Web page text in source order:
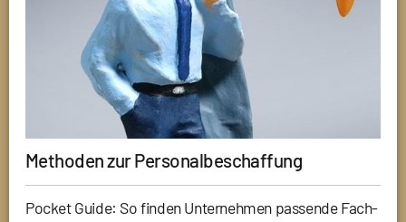
Methoden zur Personalbeschaffung
Pocket Guide: So finden Unternehmen passende Fach-